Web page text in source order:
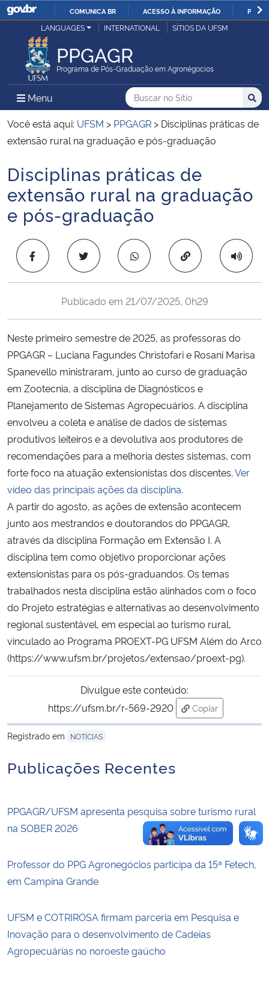
IR
COMUNICA BR ACESSO À INFORMAÇÃO
Ministério da Justiça e Segurança Pública
Ministério da Defesa
Ministério das Relações Exteriores
Ministério da Infraestrutura
Ministério da Agricultura, Pecuária e Abastecimento
Ministério da Educação
Ministério de Minas e Energia
Ministério da Ciência, Tecnologia, Inovações e Comunicações
Ministério do Meio Ambiente
Ministério do Turismo
Ministério do Desenvolvimento Regional
Controladoria-Geral da União
Ministério da Mulher, da Família e dos Direitos Humanos
Secretaria-Geral
Gabinete de Segurança Institucional
Advocacia-Geral da União
Banco Central do Brasil
Planalto
LANGUAGES INTERNATIONAL SÍTIOS DA UFSM
PPGAGR
Programa de Pós-Graduação em Agronégocios
Menu Menu Principal do Sítio
Busca
Buscar no no Sítio
Busca:
Você está aqui: UFSM > PPGAGR > Disciplinas práticas de
extensão rural na graduação e pós-graduação
Início do conteúdo
Disciplinas práticas de
extensão rural na graduação
e pós-graduação
Copiar para área
Publicado em 21/07/2025, 0h29
Neste primeiro semestre de 2025, as professoras do
PPGAGR – Luciana Fagundes Christofari e Rosani Marisa
Spanevello ministraram, junto ao curso de graduação
em Zootecnia, a disciplina de Diagnósticos e
Planejamento de Sistemas Agropecuários. A disciplina
envolveu a coleta e análise de dados de sistemas
produtivos leiteiros e a devolutiva aos produtores de
recomendações para a melhoria destes sistemas, com
forte foco na atuação extensionistas dos discentes.Ver
vídeo das principais ações da disciplina.
A partir do agosto, as ações de extensão acontecem
junto aos mestrandos e doutorandos do PPGAGR,
através da disciplina Formação em Extensão I. A
disciplina tem como objetivo proporcionar ações
extensionistas para os pós-graduandos. Os temas
trabalhados nesta disciplina estão alinhados com o foco
do Projeto estratégias e alternativas ao desenvolvimento
regional sustentável, em especial ao turismo rural,
vinculado ao Programa PROEXT-PG UFSM Além do Arco
(https://www.ufsm.br/projetos/extensao/proext-pg).
Divulgue este conteúdo:
https://ufsm.br/r-569-2920
Copiar
para área de
Registrado em
NOTÍCIAS
Publicações Recentes
PPGAGR/UFSM apresenta pesquisa sobre turismo rural
na SOBER 2026
Professor do PPG Agronegócios participa da 15ª Fetech,
em Campina Grande
UFSM e COTRIROSA firmam parceria em Pesquisa e
Inovação para o desenvolvimento de Cadeias
Agropecuárias no noroeste gaúcho